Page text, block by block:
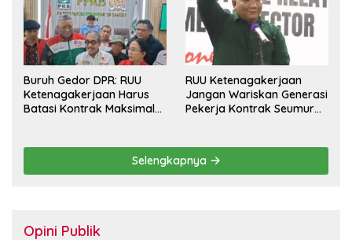
Buruh Gedor DPR: RUU
Ketenagakerjaan Harus
Batasi Kontrak Maksimal
RUU Ketenagakerjaan
Jangan Wariskan Generasi
Pekerja Kontrak Seumur
Selengkapnya
Opini Publik